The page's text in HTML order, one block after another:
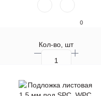
0
Кол-во, шт